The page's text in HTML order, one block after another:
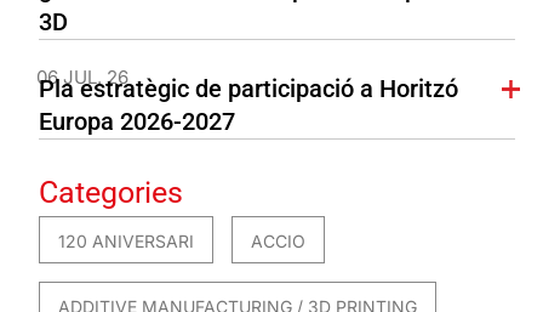
3D
06 JUL. 26
Pla estratègic de participació a Horitzó
Europa 2026-2027
Categories
120 ANIVERSARI ACCIO
ADDITIVE MANUFACTURING / 3D PRINTING